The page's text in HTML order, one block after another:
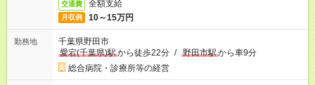
交通費 全額支給
月収例 10～15万円
勤務地
千葉県野田市
愛宕(千葉県)駅から徒歩22分 / 野田市駅から車9分
総合病院・診療所等の経営